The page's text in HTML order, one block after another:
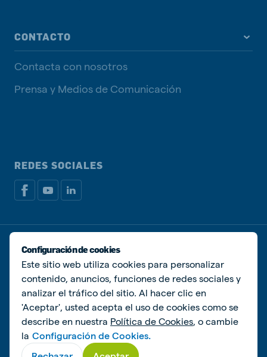
CONTACTO
Contacta con nosotros
Prensa y Medios de Comunicación
REDES SOCIALES
Política de privacidadPolítica de Cookies
Administrar Cookies
© De Heus Animal Nutrition
Configuración de cookies
Este sitio web utiliza cookies para personalizar
contenido, anuncios, funciones de redes sociales y
analizar el tráfico del sitio. Al hacer clic en
'Aceptar', usted acepta el uso de cookies como se
describe en nuestra Política de Cookies, o cambie
la Configuración de Cookies.